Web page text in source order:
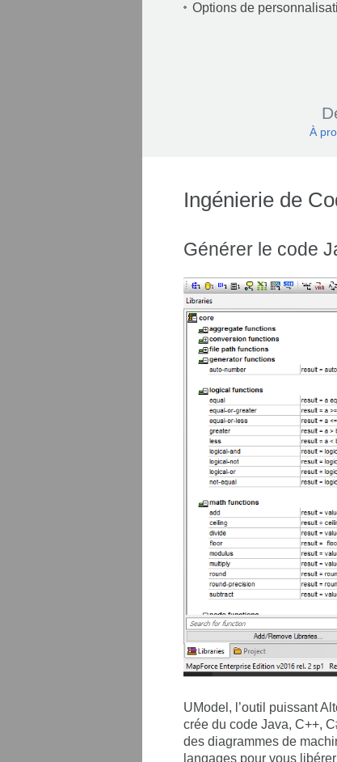
Options de
À
Ingénierie de
Générer le code
UModel, l’outil puissant
crée du code Java, C++,
des diagrammes de
langages pour vous